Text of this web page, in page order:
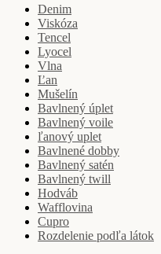
Denim
Viskóza
Tencel
Lyocel
Vlna
Ľan
Mušelín
Bavlnený úplet
Bavlnený voile
ľanový uplet
Bavlnené dobby
Bavlnený satén
Bavlnený twill
Hodváb
Wafflovina
Cupro
Rozdelenie podľa látok